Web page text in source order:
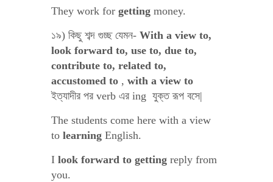
They work for getting money.
১৯) কিছু শব্দ গুচ্ছ যেমন- With a view to,
look forward to, use to, due to,
contribute to, related to,
accustomed to , with a view to
ইত্যাদীর পর verb এর ing যুক্ত রূপ বসে|
The students come here with a view
to learning English.
I look forward to getting reply from
you.